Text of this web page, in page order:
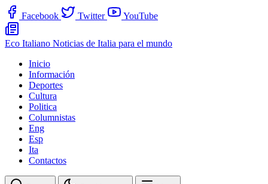
Facebook Twitter YouTube
Eco Italiano Noticias de Italia para el mundo
Inicio
Información
Deportes
Cultura
Politica
Columnistas
Eng
Esp
Ita
Contactos